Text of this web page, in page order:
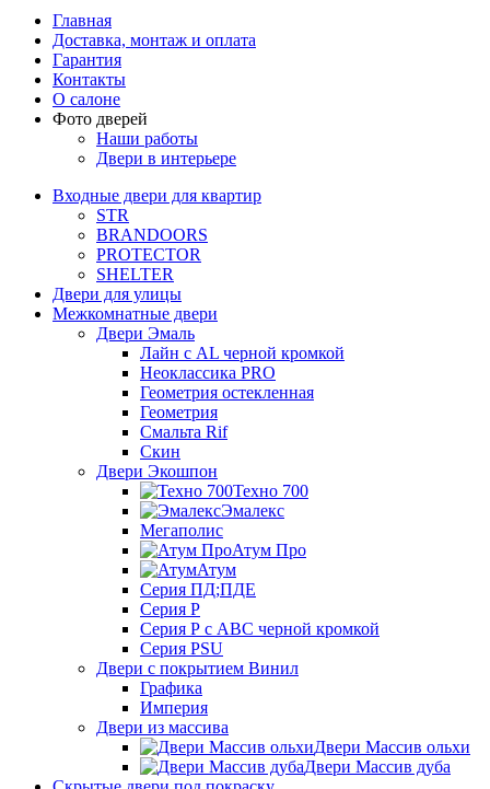
Главная
Доставка, монтаж и оплата
Гарантия
Контакты
О салоне
Фото дверей
Наши работы
Двери в интерьере
Входные двери для квартир
STR
BRANDOORS
PROTECTOR
SHELTER
Двери для улицы
Межкомнатные двери
Двери Эмаль
Лайн с AL черной кромкой
Неоклассика PRO
Геометрия остекленная
Геометрия
Смальта Rif
Скин
Двери Экошпон
Техно 700
Эмалекс
Мегаполис
Атум Про
Атум
Серия ПД;ПДЕ
Серия Р
Серия Р с АВС черной кромкой
Серия PSU
Двери с покрытием Винил
Графика
Империя
Двери из массива
Двери Массив ольхи
Двери Массив дуба